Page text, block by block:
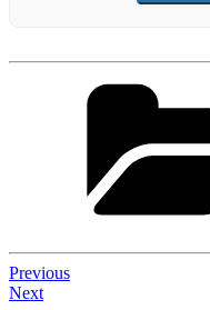
Post
Previous
Next